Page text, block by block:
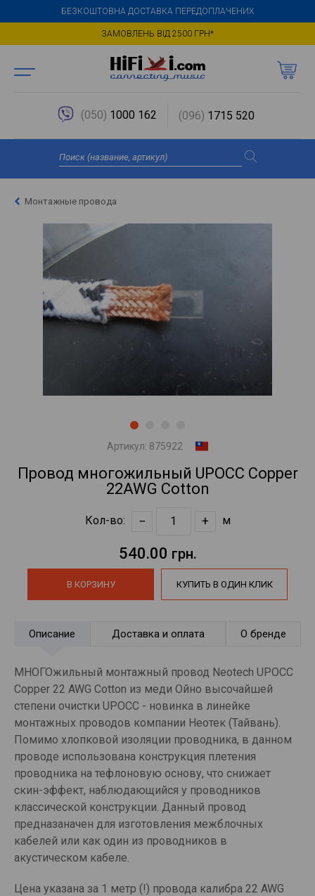
БЕЗКОШТОВНА ДОСТАВКА ПЕРЕДОПЛАЧЕНИХ
ЗАМОВЛЕНЬ ВІД 2500 ГРН*
(050) 1000 162 (096) 1715 520
Монтажные провода
Артикул: 875922
Провод многожильный UPOCC Copper
22AWG Cotton
Кол-во: − + м
540.00 грн.
В КОРЗИНУ КУПИТЬ В ОДИН КЛИК
Описание Доставка и оплата О бренде
МНОГОжильный монтажный провод Neotech UPOCC
Copper 22 AWG Cotton из меди Ойно высочайшей
степени очистки UPOCC - новинка в линейке
монтажных проводов компании Неотек (Тайвань).
Помимо хлопковой изоляции проводника, в данном
проводе использована конструкция плетения
проводника на тефлоновую основу, что снижает
скин-эффект, наблюдающийся у проводников
классической конструкции. Данный провод
предназаначен для изготовления межблочных
кабелей или как один из проводников в
акустическом кабеле.
Цена указана за 1 метр (!) провода калибра 22 AWG